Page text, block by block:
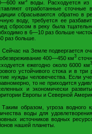
км
воды. Расходуется из
отработанные сточные
сбрасываются обратно в
воду, требуется ее
сбросом в реку была
в 6—10 раз больше
раз больше.
Сейчас на Земле подвергается
400—450 км3
ежегодно около 6000 км
устойчивого стока и в
нужды человечества. Если
то не приходится
и экономически
Европы и Северной
Таким образом, угроза водного
воды для
источников водных
нашей планеты.